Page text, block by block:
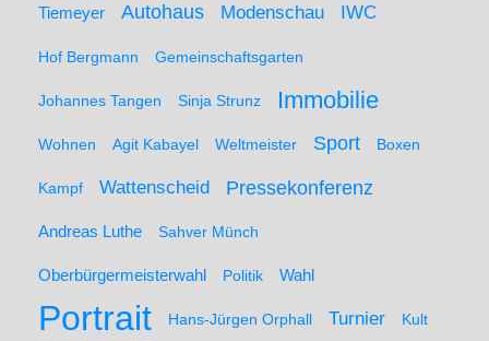
Tiemeyer Autohaus Modenschau IWC
Hof Bergmann Gemeinschaftsgarten
Johannes Tangen Sinja Strunz Immobilie
Wohnen Agit Kabayel Weltmeister Sport Boxen
Kampf Wattenscheid Pressekonferenz
Andreas Luthe Sahver Münch
Oberbürgermeisterwahl Politik Wahl
Portrait Hans-Jürgen Orphall Turnier Kult